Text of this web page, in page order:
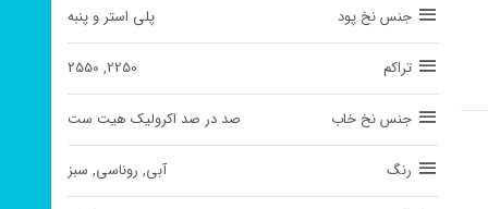
جنس نخ پود پلی استر و پنبه
تراکم 2250, 2550
جنس نخ خاب صد در صد اکرولیک هیت ست
رنگ آبی, روناسی, سبز